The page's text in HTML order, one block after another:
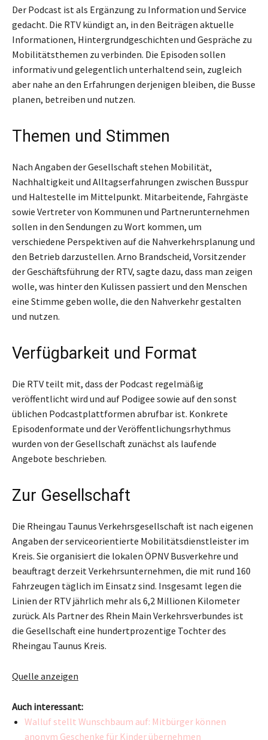
Der Podcast ist als Ergänzung zu Information und Service
gedacht. Die RTV kündigt an, in den Beiträgen aktuelle
Informationen, Hintergrundgeschichten und Gespräche zu
Mobilitätsthemen zu verbinden. Die Episoden sollen
informativ und gelegentlich unterhaltend sein, zugleich
aber nahe an den Erfahrungen derjenigen bleiben, die Busse
planen, betreiben und nutzen.
Themen und Stimmen
Nach Angaben der Gesellschaft stehen Mobilität,
Nachhaltigkeit und Alltagserfahrungen zwischen Busspur
und Haltestelle im Mittelpunkt. Mitarbeitende, Fahrgäste
sowie Vertreter von Kommunen und Partnerunternehmen
sollen in den Sendungen zu Wort kommen, um
verschiedene Perspektiven auf die Nahverkehrsplanung und
den Betrieb darzustellen. Arno Brandscheid, Vorsitzender
der Geschäftsführung der RTV, sagte dazu, dass man zeigen
wolle, was hinter den Kulissen passiert und den Menschen
eine Stimme geben wolle, die den Nahverkehr gestalten
und nutzen.
Verfügbarkeit und Format
Die RTV teilt mit, dass der Podcast regelmäßig
veröffentlicht wird und auf Podigee sowie auf den sonst
üblichen Podcastplattformen abrufbar ist. Konkrete
Episodenformate und der Veröffentlichungsrhythmus
wurden von der Gesellschaft zunächst als laufende
Angebote beschrieben.
Zur Gesellschaft
Die Rheingau Taunus Verkehrsgesellschaft ist nach eigenen
Angaben der serviceorientierte Mobilitätsdienstleister im
Kreis. Sie organisiert die lokalen ÖPNV Busverkehre und
beauftragt derzeit Verkehrsunternehmen, die mit rund 160
Fahrzeugen täglich im Einsatz sind. Insgesamt legen die
Linien der RTV jährlich mehr als 6,2 Millionen Kilometer
zurück. Als Partner des Rhein Main Verkehrsverbundes ist
die Gesellschaft eine hundertprozentige Tochter des
Rheingau Taunus Kreis.
Quelle anzeigen
Auch interessant:
Walluf stellt Wunschbaum auf: Mitbürger können
anonym Geschenke für Kinder übernehmen